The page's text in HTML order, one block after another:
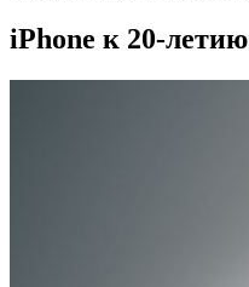
iPhone к 20-летию